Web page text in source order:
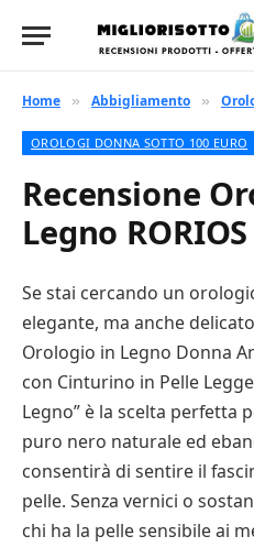
Home » Abbigliamento »
OROLOGI DONNA SOTTO 100 EURO
Recensione
Legno
Se stai cercando un
elegante, ma anche
Orologio in Legno Donna
con Cinturino in Pelle
Legno” è la scelta perfetta
puro nero naturale ed
consentirà di sentire il
pelle. Senza vernici o
chi ha la pelle sensibile ai